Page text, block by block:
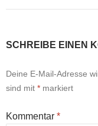
SCHREIBE EINEN
Deine E-Mail-Adresse
sind mit * markiert
Kommentar *